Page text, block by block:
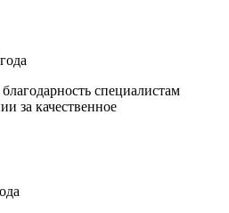
специалистам
за качественное